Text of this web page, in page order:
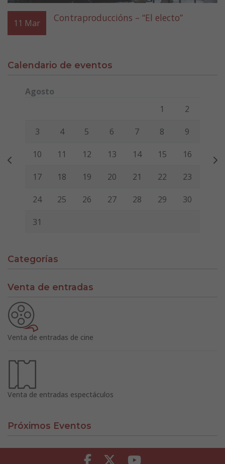
11 Mar Contraproduccións – “El electo”
Calendario de eventos
Agosto
Viernes Sábado
1 2
3 4 5 6 7 8 9
10 11 12 13 14 15 16
17 18 19 20 21 22 23
24 25 26 27 28 29 30
31
Categorías
Venta de entradas
Venta de entradas de cine
Venta de entradas espectáculos
Próximos Eventos
Facebook Twitter Youtube